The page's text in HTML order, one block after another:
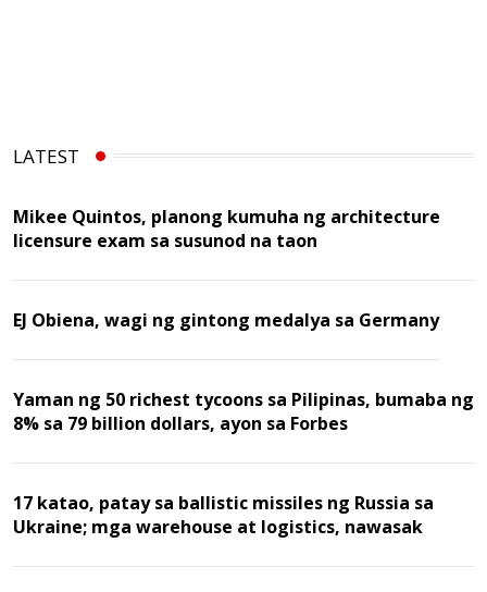
LATEST
Mikee Quintos, planong kumuha ng architecture
licensure exam sa susunod na taon
EJ Obiena, wagi ng gintong medalya sa Germany
Yaman ng 50 richest tycoons sa Pilipinas, bumaba ng
8% sa 79 billion dollars, ayon sa Forbes
17 katao, patay sa ballistic missiles ng Russia sa
Ukraine; mga warehouse at logistics, nawasak